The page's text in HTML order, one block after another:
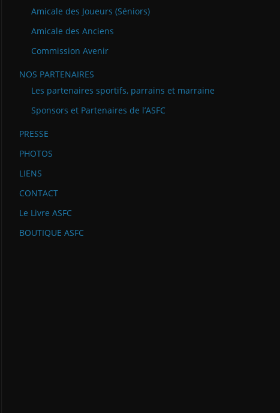
Amicale des Joueurs (Séniors)
Amicale des Anciens
Commission Avenir
NOS PARTENAIRES
Les partenaires sportifs, parrains et marraine
Sponsors et Partenaires de l’ASFC
PRESSE
PHOTOS
LIENS
CONTACT
Le Livre ASFC
BOUTIQUE ASFC